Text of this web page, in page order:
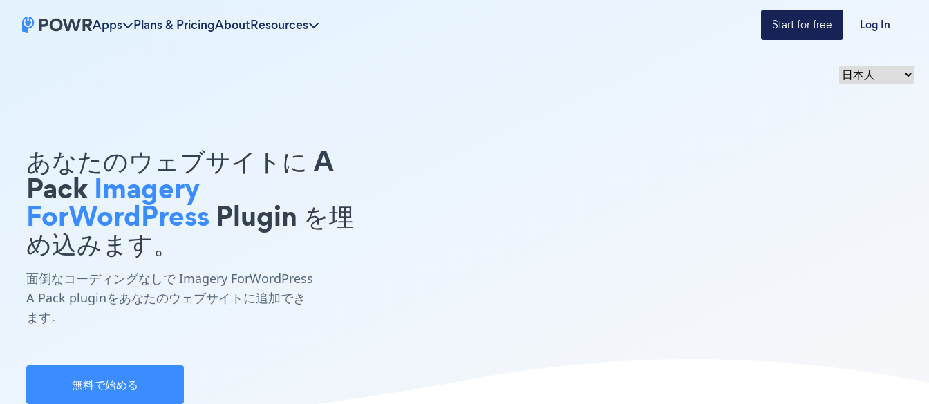
Apps Plans & PricingAboutResources Start for free Log In
あなたのウェブサイトに A
Pack Imagery
ForWordPress Plugin を埋
め込みます。
面倒なコーディングなしで Imagery ForWordPress
A Pack pluginをあなたのウェブサイトに追加でき
ます。
無料で始める